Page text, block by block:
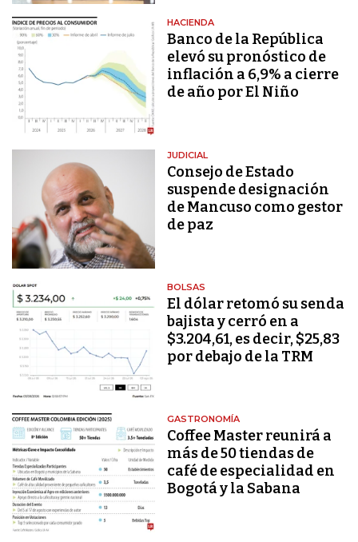
HACIENDA
Banco de la República
elevó su pronóstico de
inflación a 6,9% a cierre
de año por El Niño
JUDICIAL
Consejo de Estado
suspende designación
de Mancuso como gestor
de paz
BOLSAS
El dólar retomó su senda
bajista y cerró en a
$3.204,61, es decir, $25,83
por debajo de la TRM
GASTRONOMÍA
Coffee Master reunirá a
más de 50 tiendas de
café de especialidad en
Bogotá y la Sabana